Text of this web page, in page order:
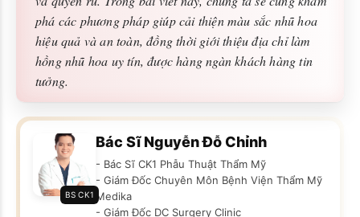
phá các phương pháp giúp cải thiện màu sắc nhũ hoa
hiệu quả và an toàn, đồng thời giới thiệu địa chỉ làm
hồng nhũ hoa uy tín, được hàng ngàn khách hàng tin
tưởng.
BS CK1
Bác Sĩ Nguyễn Đỗ Chỉnh
- Bác Sĩ CK1 Phẫu Thuật Thẩm Mỹ
- Giám Đốc Chuyên Môn Bệnh Viện Thẩm Mỹ
Medika
- Giám Đốc DC Surgery Clinic